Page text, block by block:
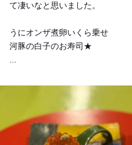
て凄いなと思いました。
うにオンザ煮卵いくら乗せ
河豚の白子のお寿司★